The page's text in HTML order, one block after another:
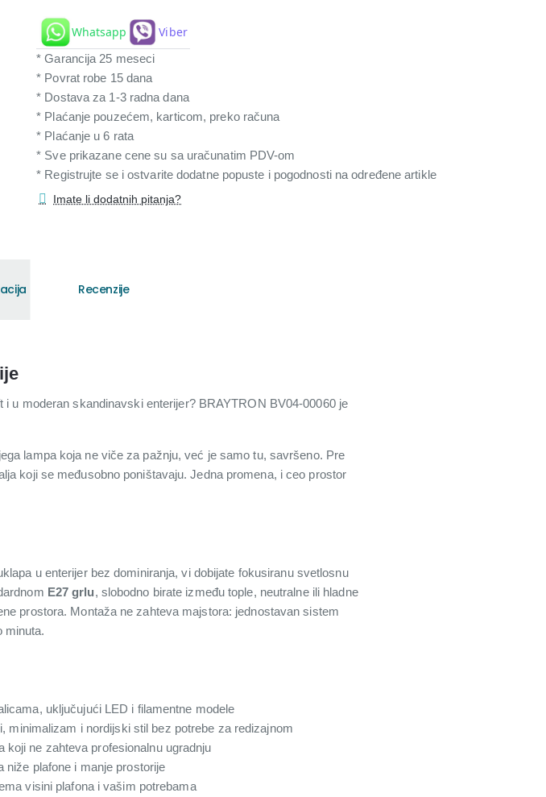
Whatsapp Viber
* Garancija 25 meseci
* Povrat robe 15 dana
* Dostava za 1-3 radna dana
* Plaćanje pouzećem, karticom, preko računa
* Plaćanje u 6 rata
* Sve prikazane cene su sa uračunatim PDV-om
* Registrujte se i ostvarite dodatne popuste i pogodnosti na određene artikle
Imate li dodatnih pitanja?
Recenzije
i u moderan skandinavski enterijer? BRAYTRON BV04-00060 je
lampa koja ne viče za pažnju, već je samo tu, savršeno. Pre
koji se međusobno poništavaju. Jedna promena, i ceo prostor
u enterijer bez dominiranja, vi dobijate fokusiranu svetlosnu
E27 grlu, slobodno birate između tople, neutralne ili hladne
prostora. Montaža ne zahteva majstora: jednostavan sistem
minuta.
uključujući LED i filamentne modele
minimalizam i nordijski stil bez potrebe za redizajnom
koji ne zahteva profesionalnu ugradnju
niže plafone i manje prostorije
visini plafona i vašim potrebama